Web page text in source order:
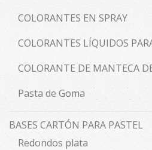
COLORANTES EN SPRAY
COLORANTES LÍQUIDOS
COLORANTE DE MANTECA
Pasta de Goma
BASES CARTÓN PARA PASTEL
Redondos plata